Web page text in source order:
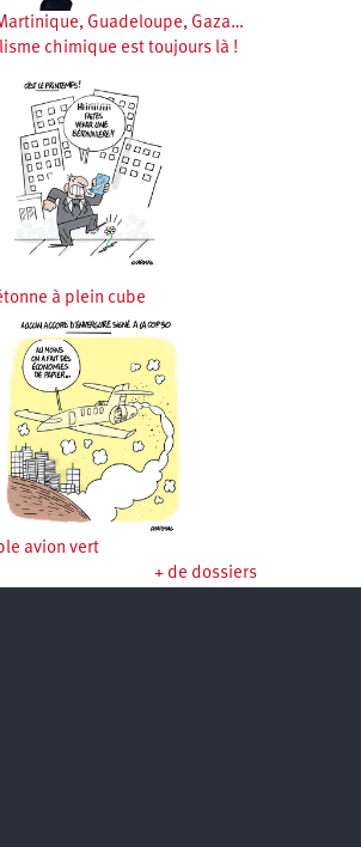
Guadeloupe, Gaza…
chimique est toujours là !
à plein cube
avion vert
+ de dossiers